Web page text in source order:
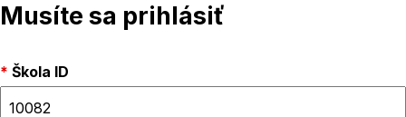
Musíte sa prihlásiť
Škola ID